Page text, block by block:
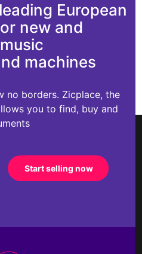
European
new and
machines
no borders. Zicplace, the
you to find, buy and
Start selling now